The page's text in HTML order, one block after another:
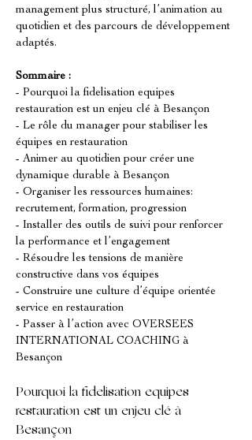
management plus structuré, l’animation au
quotidien et des parcours de développement
adaptés.
Sommaire :
- Pourquoi la fidelisation equipes
restauration est un enjeu clé à Besançon
- Le rôle du manager pour stabiliser les
équipes en restauration
- Animer au quotidien pour créer une
dynamique durable à Besançon
- Organiser les ressources humaines:
recrutement, formation, progression
- Installer des outils de suivi pour renforcer
la performance et l’engagement
- Résoudre les tensions de manière
constructive dans vos équipes
- Construire une culture d’équipe orientée
service en restauration
- Passer à l’action avec OVERSEES
INTERNATIONAL COACHING à
Besançon
Pourquoi la fidelisation equipes
restauration est un enjeu clé à
Besançon